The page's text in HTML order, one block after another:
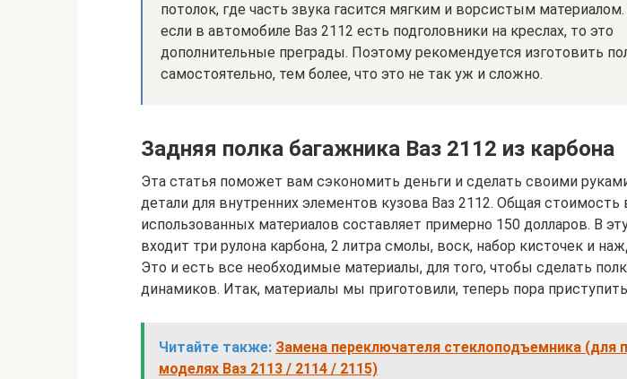
потолок, где часть звука гасится мягким и ворсистым
если в автомобиле Ваз 2112 есть подголовники на креслах, то это
дополнительные преграды. Поэтому рекомендуется изготовить
самостоятельно, тем более, что это не так уж и сложно.
Задняя полка багажника Ваз 2112 из карбона
Эта статья поможет вам сэкономить деньги и сделать своими
детали для внутренних элементов кузова Ваз 2112. Общая стоимость
использованных материалов составляет примерно 150 долларов. В
входит три рулона карбона, 2 литра смолы, воск, набор кисточек и
Это и есть все необходимые материалы, для того, чтобы сделать
динамиков. Итак, материалы мы приготовили, теперь пора
Читайте также: Замена переключателя стеклоподъемника (для
моделях Ваз 2113 / 2114 / 2115)